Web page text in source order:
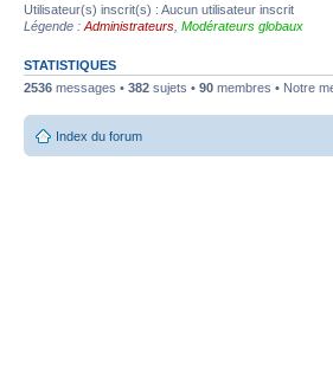
Utilisateur(s) inscrit(s) : Aucun utilisateur inscrit
Légende : Administrateurs Modérateurs globaux
STATISTIQUES
2536 messages • 382 sujets • 90 membres • Notre
Index du forum